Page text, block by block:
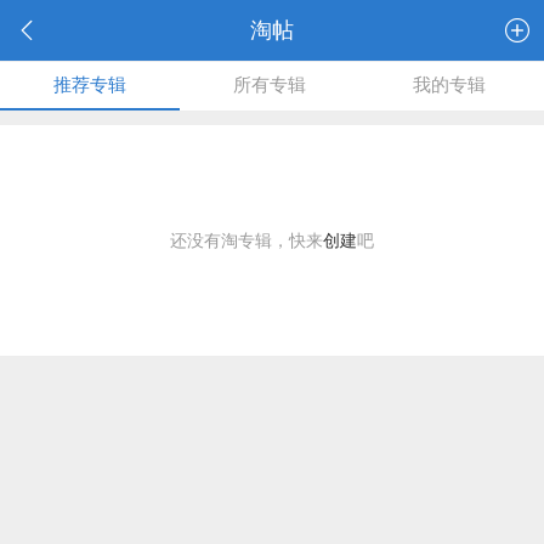
淘帖
推荐专辑 所有专辑 我的专辑
还没有淘专辑，快来创建吧